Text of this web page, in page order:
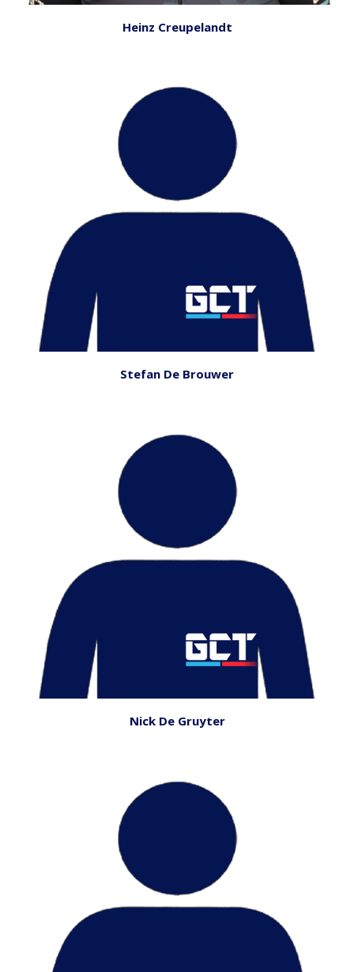
Heinz Creupelandt
Stefan De Brouwer
Nick De Gruyter